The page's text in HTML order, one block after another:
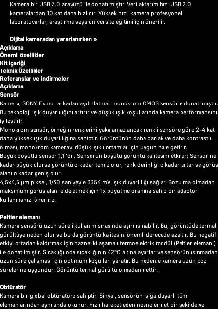
Kamera bir USB 3.0 arayüzü ile donatılmıştır. Veri aktarım hızı USB 2.0
kameralardan 10 kat daha hızlıdır. Yüksek hızlı kamera profesyonel
laboratuvarlar, araştırma veya üniversite eğitimi için önerilir.
Dijital kameradan yararlanırken »
Açıklama
Önemli özellikler
Kit içeriği
Teknik Özellikler
Referanslar ve indirmeler
Açıklama
Sensör
Kamera, SONY Exmor arkadan aydınlatmalı monokrom CMOS sensörle donatılmıştır.
Bu teknoloji ışık duyarlılığını artırır ve düşük ışık koşullarında kamera performansını
iyileştirir.
Monokrom sensör, örneğin renklerini yakalamaz ancak renkli sensöre göre 2–4 kat
daha yüksek ışık duyarlılığına sahiptir. Görüntünün daha parlak ve daha kontrastlı
olması, monokrom kamerayı düşük ışıklı ortamlar için uygun hale getirir.
Büyük boyutlu sensör 1,1''dir. Sensörün boyutu görüntü kalitesini etkiler: Sensör ne
kadar büyük olursa görüntü o kadar temiz olur, renk derinliği o kadar artar ve görüş
alanı o kadar geniş olur.
4,5x4,5 µm piksel, 1/30 saniyeyle 3354 mV ışık duyarlılığı sağlar. Bozulma olmadan
maksimum görüş alanı elde etmek için 1x büyütme oranına sahip bir adaptör
kullanmanızı öneririz.
Peltier elemanı
Kamera sensörü uzun süreli kullanım sırasında aşırı ısınabilir. Bu, görüntüde termal
gürültüye neden olur ve bu da görüntü kalitesini önemli derecede azaltır. Bu negatif
etkiyi ortadan kaldırmak için hazne iki aşamalı termoelektrik modül (Peltier elemanı)
ile donatılmıştır. Sıcaklığı oda sıcaklığının 42°C altına ayarlar ve sensörün ısınmadan
uzun süre çalışması için optimum koşulları yaratır. Bu nedenle kamera uzun poz
sürelerine uygundur: Görüntü termal gürültü olmadan nettir.
Obtüratör
Kamera bir global obtüratöre sahiptir. Sinyal, sensörün ışığa duyarlı tüm
elemanlarından aynı anda okunur. Hızlı hareket eden nesneler net bir şekilde ve